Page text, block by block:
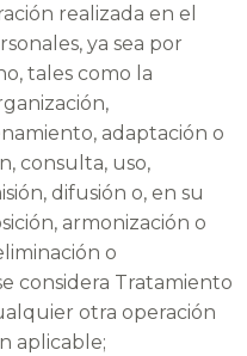
realizada en el
ya sea por
tales como la
adaptación o
consulta, uso,
difusión o, en su
armonización o
o
considera Tratamiento
otra operación
aplicable;